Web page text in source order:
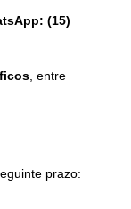
(15)
, entre
prazo: